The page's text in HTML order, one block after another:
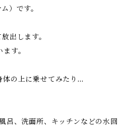
）です。
出します。
す。
体の上に乗せてみたり…
呂、洗面所、キッチンなどの水回